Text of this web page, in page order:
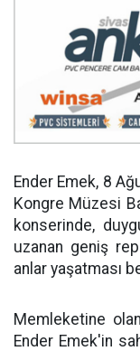
Ender Emek, 8
Kongre Müzesi
konserinde,
uzanan geniş
anlar yaşatması
Memleketine
Ender Emek'in